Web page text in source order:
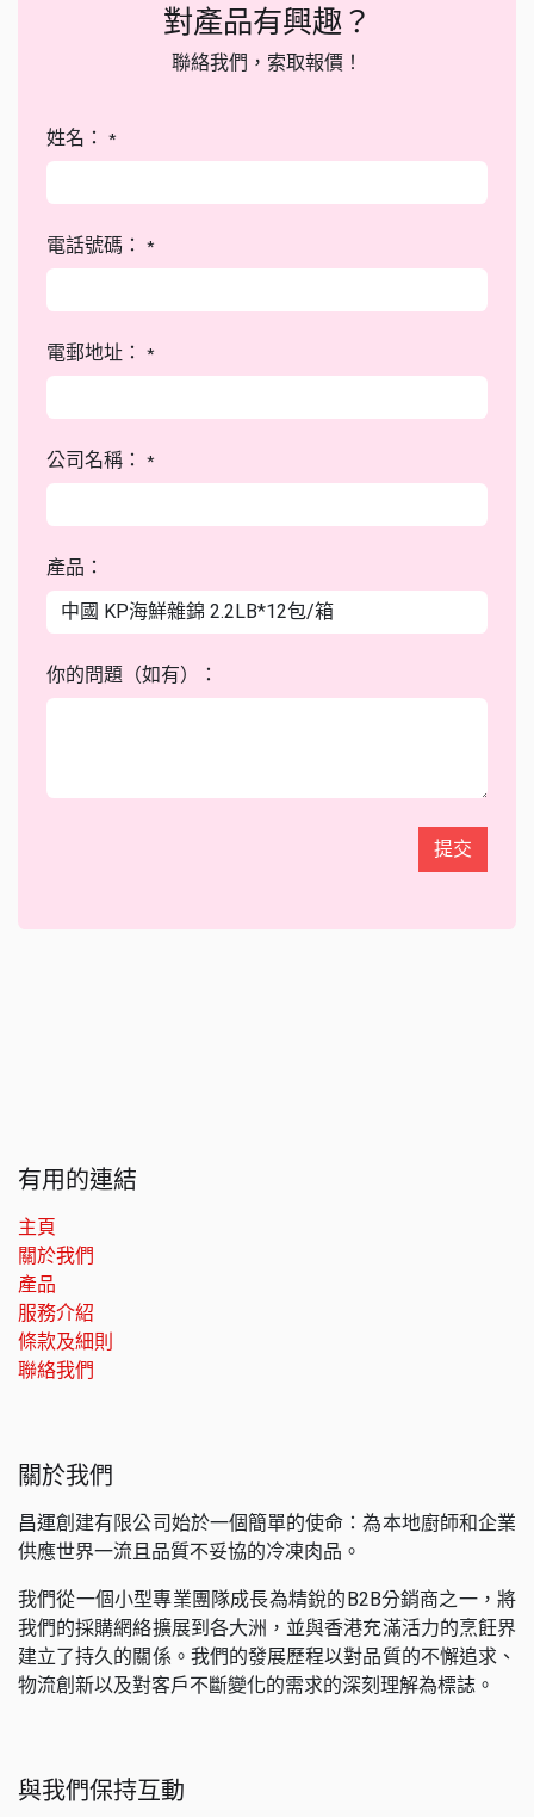
對產品有興趣？
聯絡我們，索取報價！
姓名： *
電話號碼： *
電郵地址： *
公司名稱： *
產品：
你的問題（如有）：
提交
有用的連結
主頁
關於我們
產品
服務介紹
條款及細則
聯絡我們
關於我們
昌運創建有限公司始於一個簡單的使命：為本地廚師和企業
供應世界一流且品質不妥協的冷凍肉品。
我們從一個小型專業團隊成長為精銳的B2B分銷商之一，將
我們的採購網絡擴展到各大洲，並與香港充滿活力的烹飪界
建立了持久的關係。我們的發展歷程以對品質的不懈追求、
物流創新以及對客戶不斷變化的需求的深刻理解為標誌。
與我們保持互動